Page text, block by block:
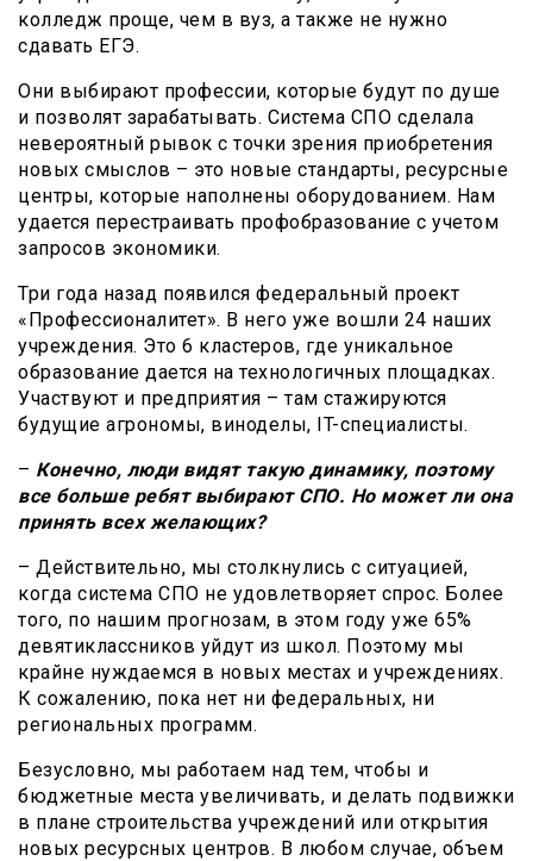
колледж проще, чем в вуз, а также не нужно
сдавать ЕГЭ.
Они выбирают профессии, которые будут по душе
и позволят зарабатывать. Система СПО сделала
невероятный рывок с точки зрения приобретения
новых смыслов – это новые стандарты, ресурсные
центры, которые наполнены оборудованием. Нам
удается перестраивать профобразование с учетом
запросов экономики.
Три года назад появился федеральный проект
«Профессионалитет». В него уже вошли 24 наших
учреждения. Это 6 кластеров, где уникальное
образование дается на технологичных площадках.
Участвуют и предприятия – там стажируются
будущие агрономы, виноделы, IT-специалисты.
– Конечно, люди видят такую динамику, поэтому
все больше ребят выбирают СПО. Но может ли она
принять всех желающих?
– Действительно, мы столкнулись с ситуацией,
когда система СПО не удовлетворяет спрос. Более
того, по нашим прогнозам, в этом году уже 65%
девятиклассников уйдут из школ. Поэтому мы
крайне нуждаемся в новых местах и учреждениях.
К сожалению, пока нет ни федеральных, ни
региональных программ.
Безусловно, мы работаем над тем, чтобы и
бюджетные места увеличивать, и делать подвижки
в плане строительства учреждений или открытия
новых ресурсных центров. В любом случае, объем